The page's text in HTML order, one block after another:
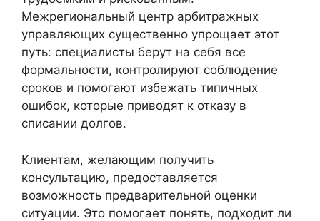
Межрегиональный центр арбитражных
управляющих существенно упрощает этот
путь: специалисты берут на себя все
формальности, контролируют соблюдение
сроков и помогают избежать типичных
ошибок, которые приводят к отказу в
списании долгов.
Клиентам, желающим получить
консультацию, предоставляется
возможность предварительной оценки
ситуации. Это помогает понять, подходит ли